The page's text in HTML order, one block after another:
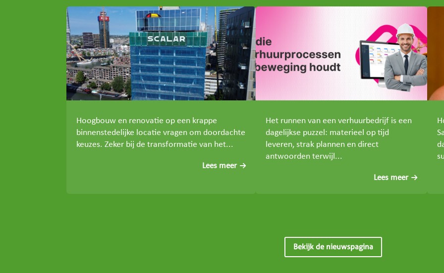
Hoogbouw en renovatie op een krappe
binnenstedelijke locatie vragen om doordachte
keuzes. Zeker bij de transformatie van het...
Lees meer
Het runnen van een verhuurbedrijf is een
dagelijkse puzzel: materieel op tijd
leveren, strak plannen en direct
antwoorden terwijl...
Lees meer
Bekijk de nieuwspagina